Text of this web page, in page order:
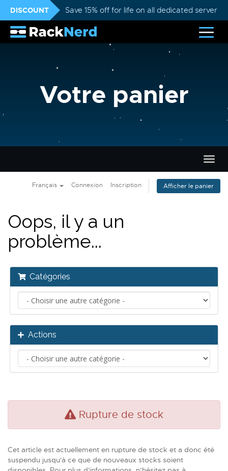
DISCOUNT Save 15% off for life on all dedicated servers
Votre panier
la
Français Connexion Inscription Afficher le panier
Oops, il y a un
problème...
Catégories
Actions
Rupture de stock
Cet article est actuellement en rupture de stock et a donc été
suspendu jusqu'à ce que de nouveaux stocks soient